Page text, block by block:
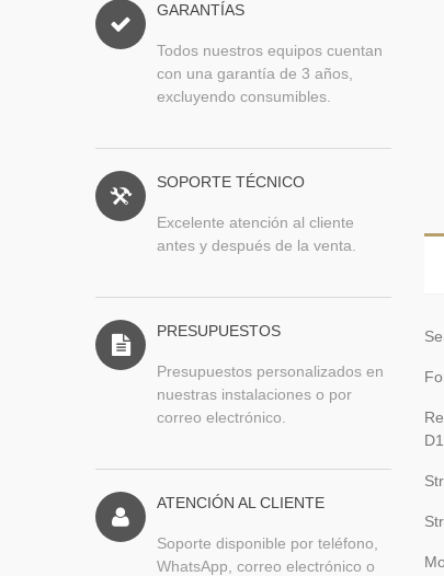
GARANTÍAS
Todos nuestros equipos cuentan
con una garantía de 3 años,
excluyendo consumibles.
SOPORTE TÉCNICO
Excelente atención al cliente
antes y después de la venta.
PRESUPUESTOS
Presupuestos personalizados en
nuestras instalaciones o por
correo electrónico.
ATENCIÓN AL CLIENTE
Soporte disponible por teléfono,
WhatsApp, correo electrónico o